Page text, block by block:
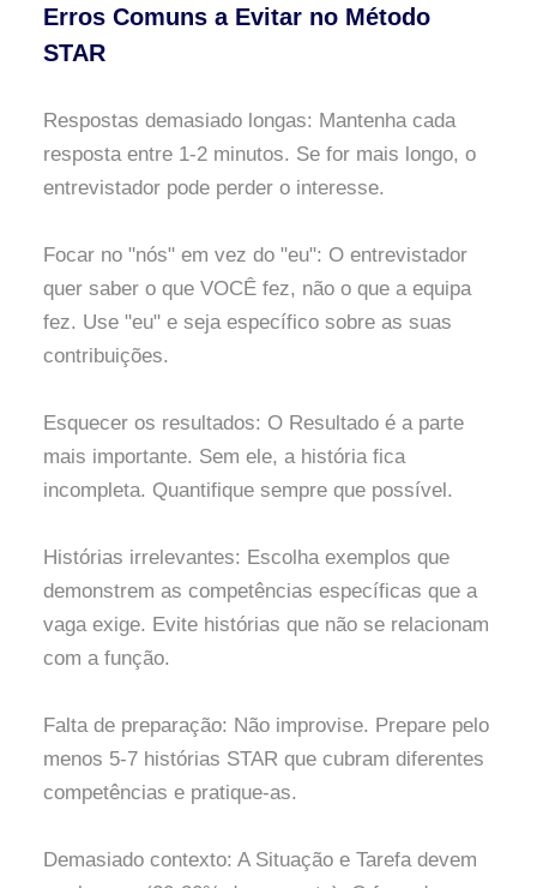
Erros Comuns a Evitar no Método
STAR
Respostas demasiado longas: Mantenha cada
resposta entre 1-2 minutos. Se for mais longo, o
entrevistador pode perder o interesse.
Focar no "nós" em vez do "eu": O entrevistador
quer saber o que VOCÊ fez, não o que a equipa
fez. Use "eu" e seja específico sobre as suas
contribuições.
Esquecer os resultados: O Resultado é a parte
mais importante. Sem ele, a história fica
incompleta. Quantifique sempre que possível.
Histórias irrelevantes: Escolha exemplos que
demonstrem as competências específicas que a
vaga exige. Evite histórias que não se relacionam
com a função.
Falta de preparação: Não improvise. Prepare pelo
menos 5-7 histórias STAR que cubram diferentes
competências e pratique-as.
Demasiado contexto: A Situação e Tarefa devem